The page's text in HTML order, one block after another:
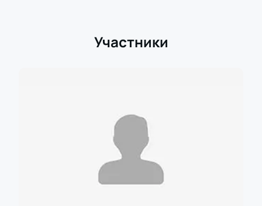
Участники